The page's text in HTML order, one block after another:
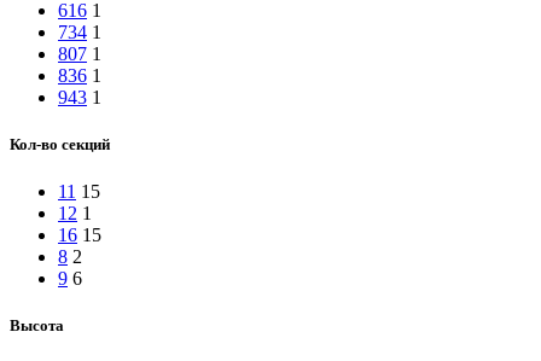
616 1
734 1
807 1
836 1
943 1
Кол-во секций
11 15
12 1
16 15
8 2
9 6
Высота